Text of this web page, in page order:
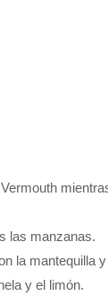
las manzanas.
la mantequilla
y el limón.